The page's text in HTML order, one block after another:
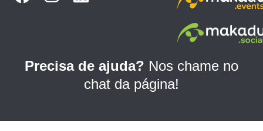
b
k
a
a
e
d
n
Precisa de ajuda? Nos chame no
chat da página!